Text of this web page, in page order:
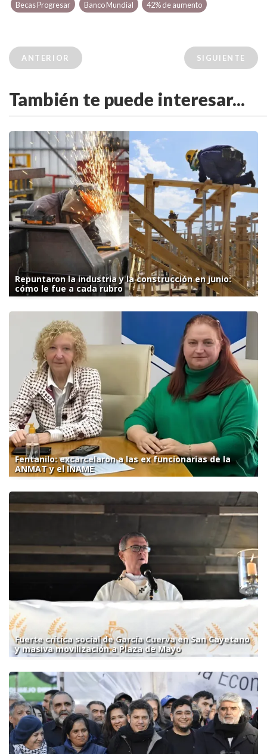
Becas Progresar Banco Mundial 42% de aumento
ANTERIOR SIGUIENTE
También te puede interesar...
Repuntaron la industria y la construcción en junio:
cómo le fue a cada rubro
Fentanilo: excarcelaron a las ex funcionarias de la
ANMAT y el INAME
Fuerte crítica social de García Cuerva en San Cayetano
y masiva movilización a Plaza de Mayo